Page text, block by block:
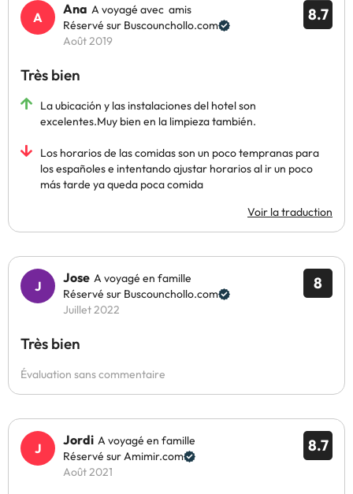
8.7
Ana A voyagé avec amis
Réservé sur Buscounchollo.com
Août 2019
Très bien
La ubicación y las instalaciones del hotel son
excelentes.Muy bien en la limpieza también.
Los horarios de las comidas son un poco tempranas para
los españoles e intentando ajustar horarios al ir un poco
más tarde ya queda poca comida
Voir la traduction
8
Jose A voyagé en famille
Réservé sur Buscounchollo.com
Juillet 2022
Très bien
Évaluation sans commentaire
8.7
Jordi A voyagé en famille
Réservé sur Amimir.com
Août 2021